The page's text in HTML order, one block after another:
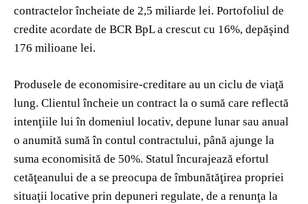
contractelor încheiate de 2,5 miliarde lei. Portofoliul de
credite acordate de BCR BpL a crescut cu 16%, depăşind
176 milioane lei.
Produsele de economisire-creditare au un ciclu de viaţă
lung. Clientul încheie un contract la o sumă care reflectă
intenţiile lui în domeniul locativ, depune lunar sau anual
o anumită sumă în contul contractului, până ajunge la
suma economisită de 50%. Statul încurajează efortul
cetăţeanului de a se preocupa de îmbunătăţirea propriei
situaţii locative prin depuneri regulate, de a renunţa la